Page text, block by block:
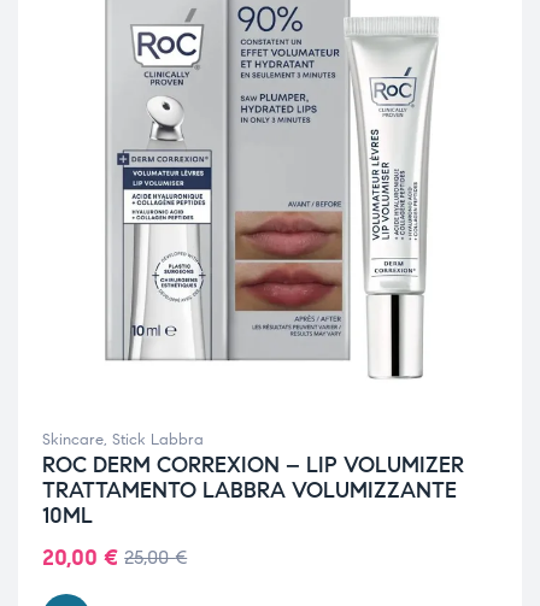
Skincare, Stick Labbra
ROC DERM CORREXION – LIP VOLUMIZER
TRATTAMENTO LABBRA VOLUMIZZANTE
10ML
25,00€
20,00 €